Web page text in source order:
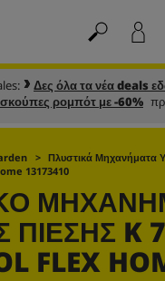
Δες όλα τα νέα deals
ρομπότ με -60%
Πλυστικά Μηχανήματα
13173410
K
FLEX